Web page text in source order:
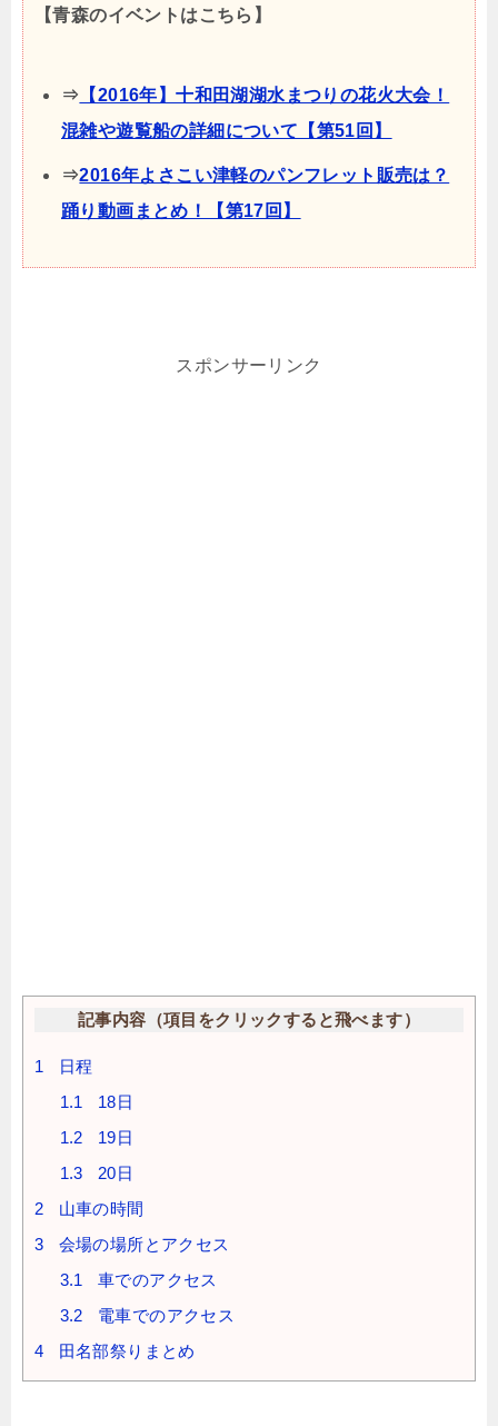
【青森のイベントはこちら】
⇒ 【2016年】十和田湖湖水まつりの花火大会！
混雑や遊覧船の詳細について【第51回】
⇒2016年よさこい津軽のパンフレット販売は？
踊り動画まとめ！【第17回】
スポンサーリンク
記事内容（項目をクリックすると飛べます）
1 日程
1.1
18日
1.2 19日
1.3 20日
2 山車の時間
3 会場の場所とアクセス
3.1
車でのアクセス
3.2 電車でのアクセス
4 田名部祭りまとめ